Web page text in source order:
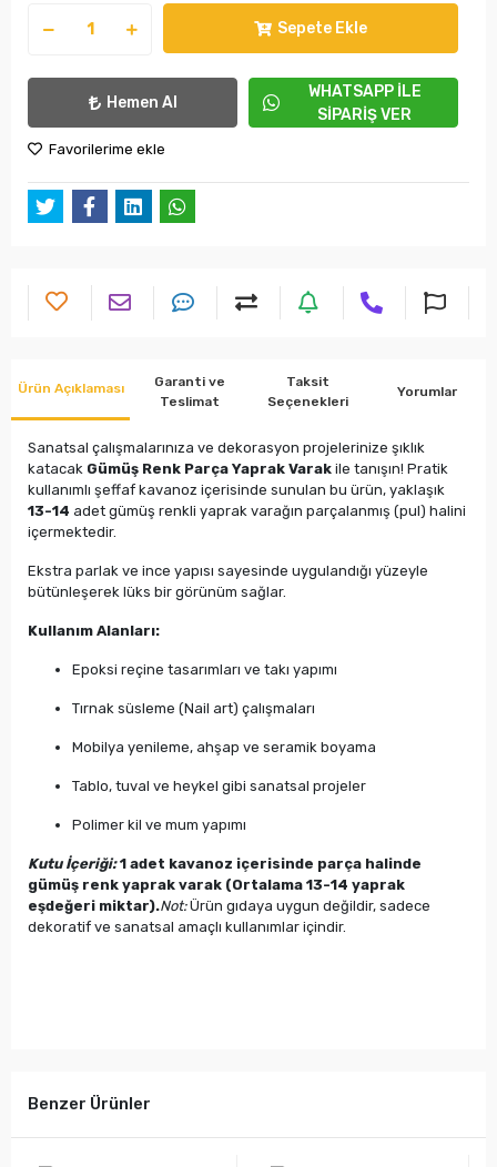
Sepete Ekle
Hemen Al
WHATSAPP İLE
SİPARİŞ VER
Favorilerime ekle
Ürün Açıklaması
Garanti ve
Teslimat
Taksit
Seçenekleri
Yorumlar
Sanatsal çalışmalarınıza ve dekorasyon projelerinize şıklık
katacak Gümüş Renk Parça Yaprak Varak ile tanışın! Pratik
kullanımlı şeffaf kavanoz içerisinde sunulan bu ürün, yaklaşık
13-14 adet gümüş renkli yaprak varağın parçalanmış (pul) halini
içermektedir.
Ekstra parlak ve ince yapısı sayesinde uygulandığı yüzeyle
bütünleşerek lüks bir görünüm sağlar.
Kullanım Alanları:
Epoksi reçine tasarımları ve takı yapımı
Tırnak süsleme (Nail art) çalışmaları
Mobilya yenileme, ahşap ve seramik boyama
Tablo, tuval ve heykel gibi sanatsal projeler
Polimer kil ve mum yapımı
Kutu İçeriği:1 adet kavanoz içerisinde parça halinde
gümüş renk yaprak varak (Ortalama 13-14 yaprak
eşdeğeri miktar).Not:Ürün gıdaya uygun değildir, sadece
dekoratif ve sanatsal amaçlı kullanımlar içindir.
Benzer Ürünler